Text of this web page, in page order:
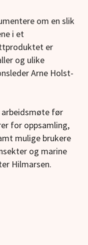
om en slik
i et
er
og ulike
Arne Holst-
før
for oppsamling,
mulige brukere
og marine
Hilmarsen.